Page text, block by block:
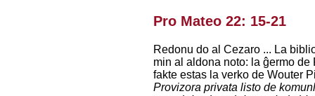
Pro Mateo 22: 15-21
Redonu do al Cezaro ... La
min al aldona noto: la ĝermo de
fakte estas la verko de Wouter
Provizora privata listo de